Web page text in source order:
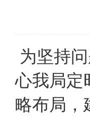
为坚持
心我局定
略布局，